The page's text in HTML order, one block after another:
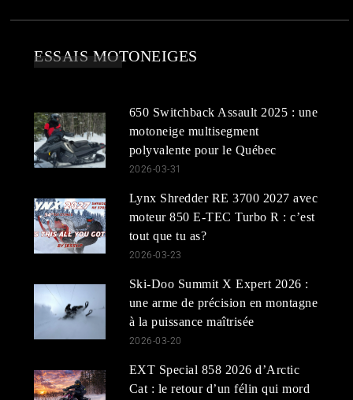
ESSAIS MOTONEIGES
650 Switchback Assault 2025 : une
motoneige multisegment
polyvalente pour le Québec
2026-03-31
Lynx Shredder RE 3700 2027 avec
moteur 850 E-TEC Turbo R : c’est
tout que tu as?
2026-03-23
Ski-Doo Summit X Expert 2026 :
une arme de précision en montagne
à la puissance maîtrisée
2026-03-20
EXT Special 858 2026 d’Arctic
Cat : le retour d’un félin qui mord